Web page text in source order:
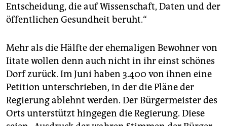
Entscheidung, die auf Wissenschaft, Daten und der
öffentlichen Gesundheit beruht.“
Mehr als die Hälfte der ehemaligen Bewohner von
Iitate wollen denn auch nicht in ihr einst schönes
Dorf zurück. Im Juni haben 3.400 von ihnen eine
Petition unterschrieben, in der die Pläne der
Regierung ablehnt werden. Der Bürgermeister des
Orts unterstützt hingegen die Regierung. Diese